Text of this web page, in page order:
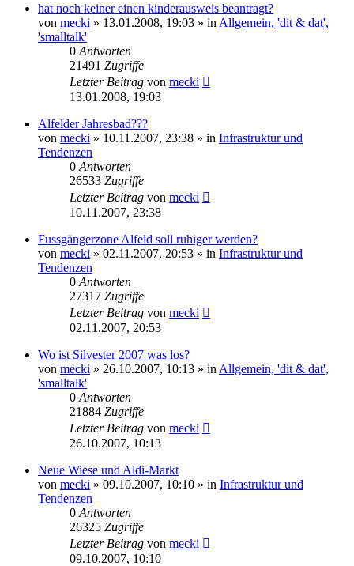
hat noch keiner einen kinderausweis beantragt?
von mecki » 13.01.2008, 19:03 » in Allgemein, 'dit & dat',
'smalltalk'
0 Antworten
21491 Zugriffe
Letzter Beitrag von mecki
13.01.2008, 19:03
Alfelder Jahresbad???
von mecki » 10.11.2007, 23:38 » in Infrastruktur und
Tendenzen
0 Antworten
26533 Zugriffe
Letzter Beitrag von mecki
10.11.2007, 23:38
Fussgängerzone Alfeld soll ruhiger werden?
von mecki » 02.11.2007, 20:53 » in Infrastruktur und
Tendenzen
0 Antworten
27317 Zugriffe
Letzter Beitrag von mecki
02.11.2007, 20:53
Wo ist Silvester 2007 was los?
von mecki » 26.10.2007, 10:13 » in Allgemein, 'dit & dat',
'smalltalk'
0 Antworten
21884 Zugriffe
Letzter Beitrag von mecki
26.10.2007, 10:13
Neue Wiese und Aldi-Markt
von mecki » 09.10.2007, 10:10 » in Infrastruktur und
Tendenzen
0 Antworten
26325 Zugriffe
Letzter Beitrag von mecki
09.10.2007, 10:10